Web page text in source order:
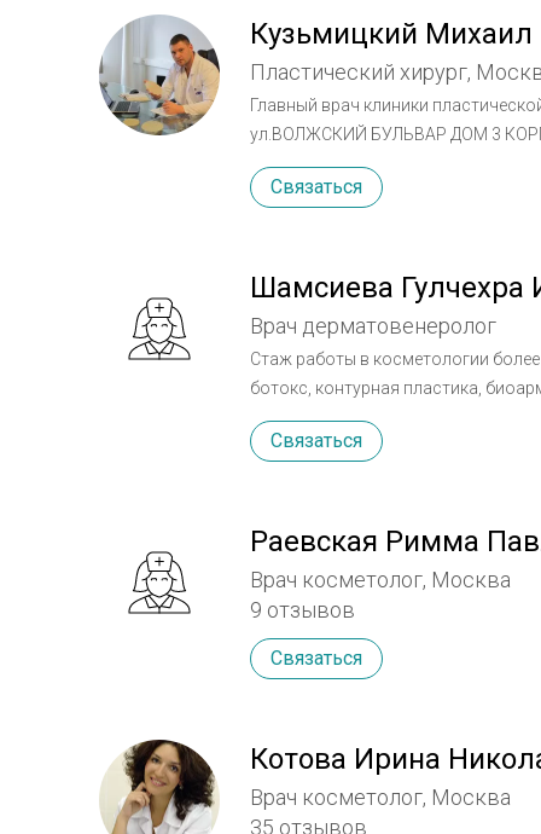
Кузьмицкий Михаил
Пластический хирург,
Главный врач клиники пластической
ул.ВОЛЖСКИЙ БУЛЬВАР ДОМ 3
Михаил Валерьевич –
Кореи, США. В 2011 году в
прием 8(495)- 664-58-16, доктор
Связаться
Шамсиева Гулчехра
Врач дерматовенеролог
Стаж работы в косметологии
ботокс, контурная пластика,
косметические уходы. Регулярно
повышения квалификации по всему
Связаться
Раевская Римма
Врач косметолог, Москва
9 отзывов
Связаться
Котова Ирина
Врач косметолог, Москва
35 отзывов